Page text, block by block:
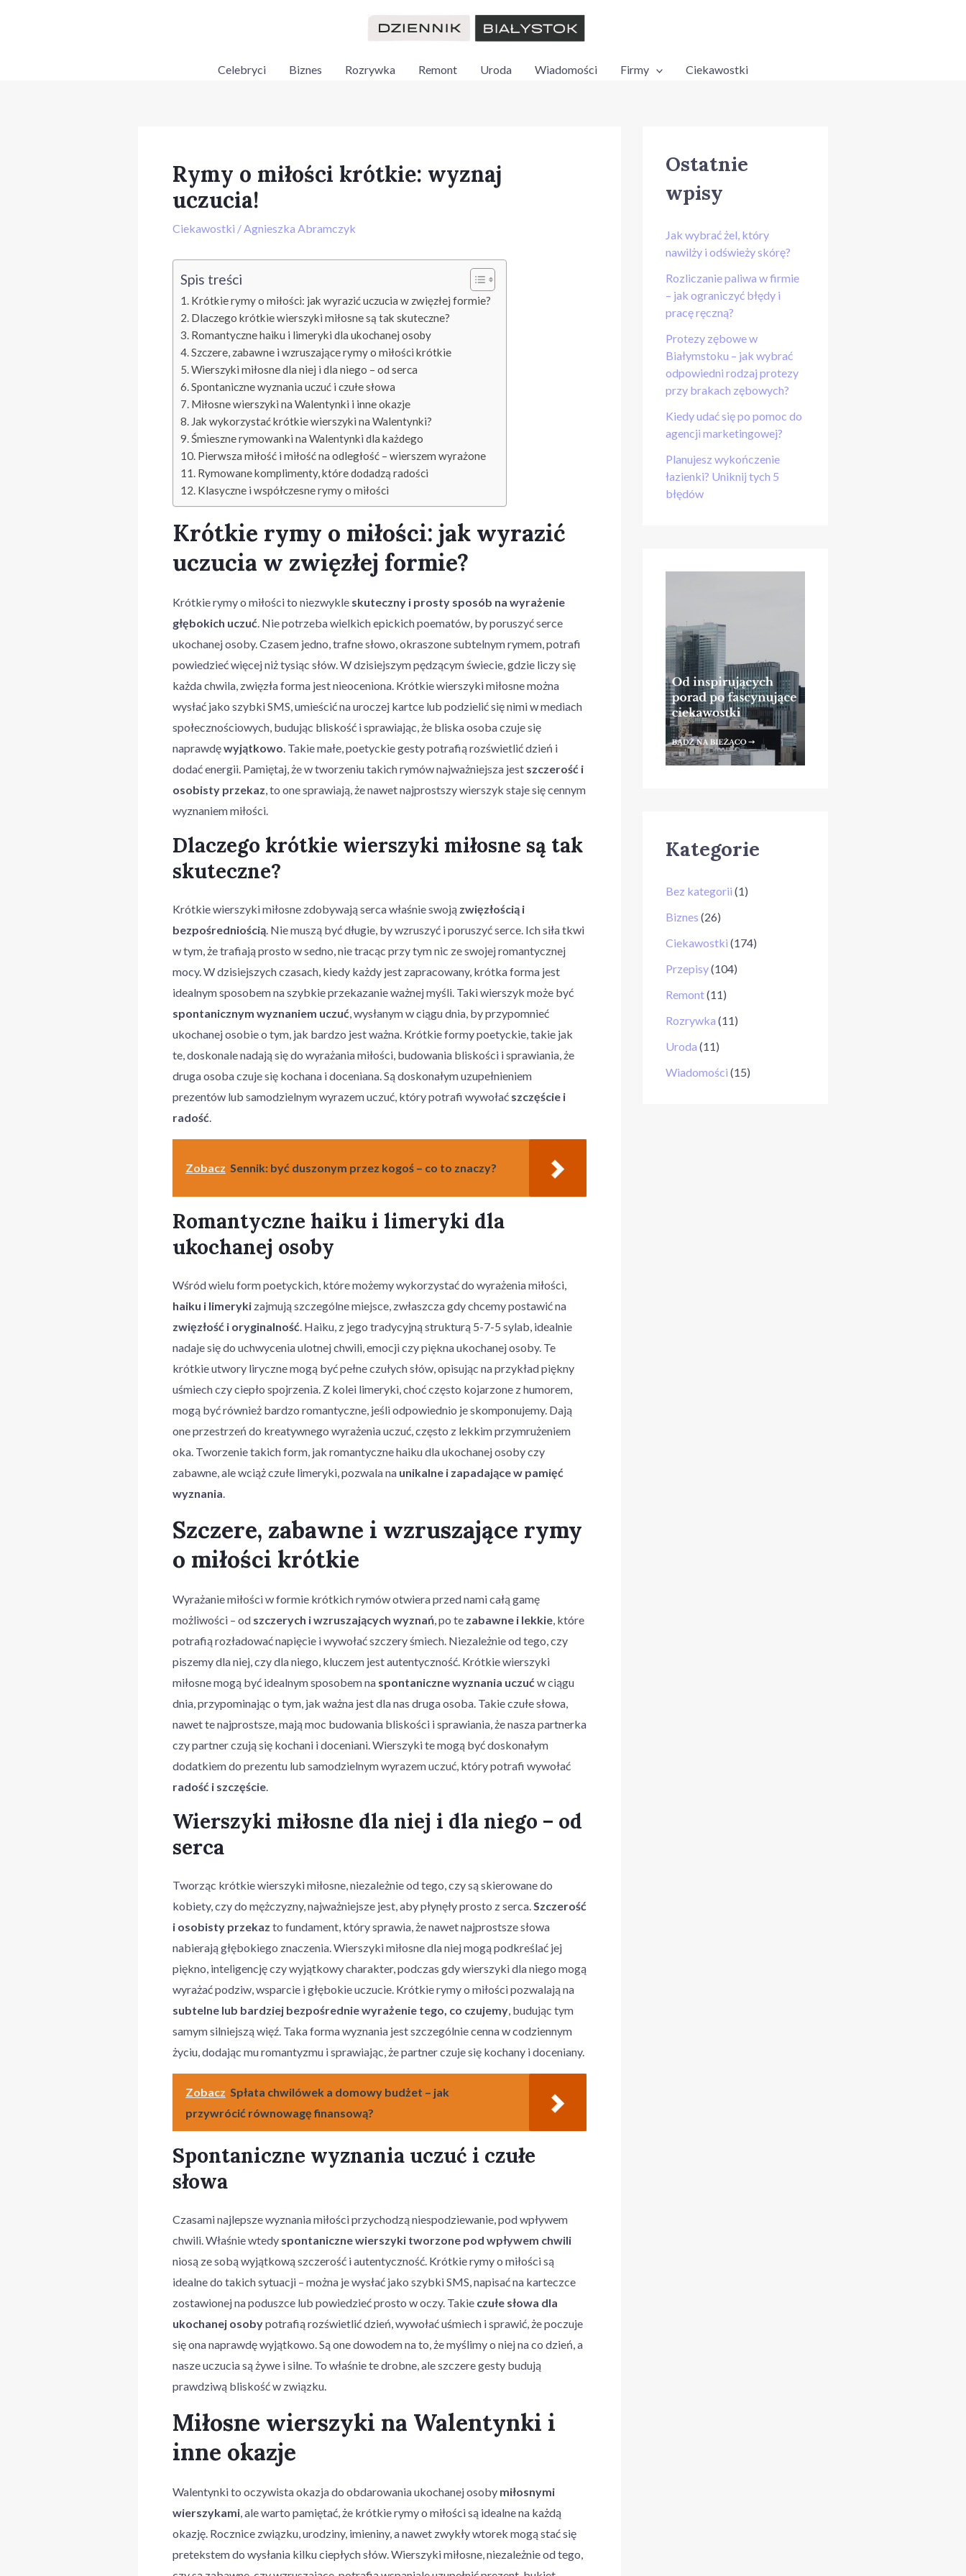
Celebryci
Biznes Rozrywka Remont Uroda Wiadomości Firmy Ciekawostki
Rymy o miłości krótkie: wyznaj
uczucia!
Ciekawostki /Agnieszka Abramczyk
Spis treści
Krótkie rymy o miłości: jak wyrazić uczucia w zwięzłej formie?
Dlaczego krótkie wierszyki miłosne są tak skuteczne?
Romantyczne haiku i limeryki dla ukochanej osoby
Szczere, zabawne i wzruszające rymy o miłości krótkie
Wierszyki miłosne dla niej i dla niego – od serca
Spontaniczne wyznania uczuć i czułe słowa
Miłosne wierszyki na Walentynki i inne okazje
Jak wykorzystać krótkie wierszyki na Walentynki?
Śmieszne rymowanki na Walentynki dla każdego
Pierwsza miłość i miłość na odległość – wierszem wyrażone
Rymowane komplimenty, które dodadzą radości
Klasyczne i współczesne rymy o miłości
Krótkie rymy o miłości: jak wyrazić
uczucia w zwięzłej formie?
Krótkie rymy o miłości to niezwykle skuteczny i prosty sposób na wyrażenie
głębokich uczuć. Nie potrzeba wielkich epickich poematów, by poruszyć serce
ukochanej osoby. Czasem jedno, trafne słowo, okraszone subtelnym rymem, potrafi
powiedzieć więcej niż tysiąc słów. W dzisiejszym pędzącym świecie, gdzie liczy się
każda chwila, zwięzła forma jest nieoceniona. Krótkie wierszyki miłosne można
wysłać jako szybki SMS, umieścić na uroczej kartce lub podzielić się nimi w mediach
społecznościowych, budując bliskość i sprawiając, że bliska osoba czuje się
naprawdęwyjątkowo. Takie małe, poetyckie gesty potrafią rozświetlić dzień i
dodać energii. Pamiętaj, że w tworzeniu takich rymów najważniejsza jest szczerość i
osobisty przekaz, to one sprawiają, że nawet najprostszy wierszyk staje się cennym
wyznaniem miłości.
Dlaczego krótkie wierszyki miłosne są tak
skuteczne?
Krótkie wierszyki miłosne zdobywają serca właśnie swoją zwięzłością i
bezpośredniością. Nie muszą być długie, by wzruszyć i poruszyć serce. Ich siła tkwi
w tym, że trafiają prosto w sedno, nie tracąc przy tym nic ze swojej romantycznej
mocy. W dzisiejszych czasach, kiedy każdy jest zapracowany, krótka forma jest
idealnym sposobem na szybkie przekazanie ważnej myśli. Taki wierszyk może być
spontanicznym wyznaniem uczuć, wysłanym w ciągu dnia, by przypomnieć
ukochanej osobie o tym, jak bardzo jest ważna. Krótkie formy poetyckie, takie jak
te, doskonale nadają się do wyrażania miłości, budowania bliskości i sprawiania, że
druga osoba czuje się kochana i doceniana. Są doskonałym uzupełnieniem
prezentów lub samodzielnym wyrazem uczuć, który potrafi wywołać szczęście i
radość.
Zobacz Sennik: być duszonym przez kogoś – co to znaczy?
Romantyczne haiku i limeryki dla
ukochanej osoby
Wśród wielu form poetyckich, które możemy wykorzystać do wyrażenia miłości,
haiku i limeryki zajmują szczególne miejsce, zwłaszcza gdy chcemy postawić na
zwięzłość i oryginalność. Haiku, z jego tradycyjną strukturą 5-7-5 sylab, idealnie
nadaje się do uchwycenia ulotnej chwili, emocji czy piękna ukochanej osoby. Te
krótkie utwory liryczne mogą być pełne czułych słów, opisując na przykład piękny
uśmiech czy ciepło spojrzenia. Z kolei limeryki, choć często kojarzone z humorem,
mogą być również bardzo romantyczne, jeśli odpowiednio je skomponujemy. Dają
one przestrzeń do kreatywnego wyrażenia uczuć, często z lekkim przymrużeniem
oka. Tworzenie takich form, jak romantyczne haiku dla ukochanej osoby czy
zabawne, ale wciąż czułe limeryki, pozwala na unikalne i zapadające w pamięć
wyznania.
Szczere, zabawne i wzruszające rymy
o miłości krótkie
Wyrażanie miłości w formie krótkich rymów otwiera przed nami całą gamę
możliwości – od szczerych i wzruszających wyznań, po te zabawne i lekkie, które
potrafią rozładować napięcie i wywołać szczery śmiech. Niezależnie od tego, czy
piszemy dla niej, czy dla niego, kluczem jest autentyczność. Krótkie wierszyki
miłosne mogą być idealnym sposobem na spontaniczne wyznania uczućw ciągu
dnia, przypominając o tym, jak ważna jest dla nas druga osoba. Takie czułe słowa,
nawet te najprostsze, mają moc budowania bliskości i sprawiania, że nasza partnerka
czy partner czują się kochani i doceniani. Wierszyki te mogą być doskonałym
dodatkiem do prezentu lub samodzielnym wyrazem uczuć, który potrafi wywołać
radość i szczęście.
Wierszyki miłosne dla niej i dla niego – od
serca
Tworząc krótkie wierszyki miłosne, niezależnie od tego, czy są skierowane do
kobiety, czy do mężczyzny, najważniejsze jest, aby płynęły prosto z serca.Szczerość
i osobisty przekaz to fundament, który sprawia, że nawet najprostsze słowa
nabierają głębokiego znaczenia. Wierszyki miłosne dla niej mogą podkreślać jej
piękno, inteligencję czy wyjątkowy charakter, podczas gdy wierszyki dla niego mogą
wyrażać podziw, wsparcie i głębokie uczucie. Krótkie rymy o miłości pozwalają na
subtelne lub bardziej bezpośrednie wyrażenie tego, co czujemy, budując tym
samym silniejszą więź. Taka forma wyznania jest szczególnie cenna w codziennym
życiu, dodając mu romantyzmu i sprawiając, że partner czuje się kochany i doceniany.
Zobacz Spłata chwilówek a domowy budżet – jak
przywrócić równowagę finansową?
Spontaniczne wyznania uczuć i czułe
słowa
Czasami najlepsze wyznania miłości przychodzą niespodziewanie, pod wpływem
chwili. Właśnie wtedy spontaniczne wierszyki tworzone pod wpływem chwili
niosą ze sobą wyjątkową szczerość i autentyczność. Krótkie rymy o miłości są
idealne do takich sytuacji – można je wysłać jako szybki SMS, napisać na karteczce
zostawionej na poduszce lub powiedzieć prosto w oczy. Takie czułe słowa dla
ukochanej osobypotrafią rozświetlić dzień, wywołać uśmiech i sprawić, że poczuje
się ona naprawdę wyjątkowo. Są one dowodem na to, że myślimy o niej na co dzień, a
nasze uczucia są żywe i silne. To właśnie te drobne, ale szczere gesty budują
prawdziwą bliskość w związku.
Miłosne wierszyki na Walentynki i
inne okazje
Walentynki to oczywista okazja do obdarowania ukochanej osoby miłosnymi
wierszykami, ale warto pamiętać, że krótkie rymy o miłości są idealne na każdą
okazję. Rocznice związku, urodziny, imieniny, a nawet zwykły wtorek mogą stać się
pretekstem do wysłania kilku ciepłych słów. Wierszyki miłosne, niezależnie od tego,
Ostatnie
wpisy
Jak wybrać żel, który
nawilży i odświeży skórę?
Rozliczanie paliwa w firmie
– jak ograniczyć błędy i
pracę ręczną?
Protezy zębowe w
Białymstoku – jak wybrać
odpowiedni rodzaj protezy
przy brakach zębowych?
Kiedy udać się po pomoc do
agencji marketingowej?
Planujesz wykończenie
łazienki? Uniknij tych 5
błędów
Kategorie
Bez kategorii (1)
Biznes (26)
Ciekawostki (174)
Przepisy(104)
Remont(11)
Rozrywka (11)
Uroda (11)
Wiadomości (15)